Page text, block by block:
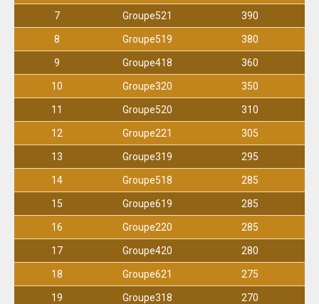
7 Groupe521 390
8 Groupe519 380
9 Groupe418 360
10 Groupe320 350
11 Groupe520 310
12 Groupe221 305
13 Groupe319 295
14 Groupe518 285
15 Groupe619 285
16 Groupe220 285
17 Groupe420 280
18 Groupe621 275
19 Groupe318 270